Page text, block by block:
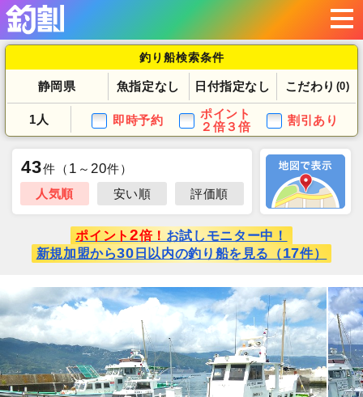
釣り船検索条件
静岡県 魚指定なし 日付指定なし こだわり (0)
1人 即時予約
ポイント
２倍３倍
割引あり
43件 （ 1 ～ 20件）
人気順
安い順 評価順
ポイント 2倍！ お試しモニター中！
新規加盟から30 日以内の釣り船を見る（17件）